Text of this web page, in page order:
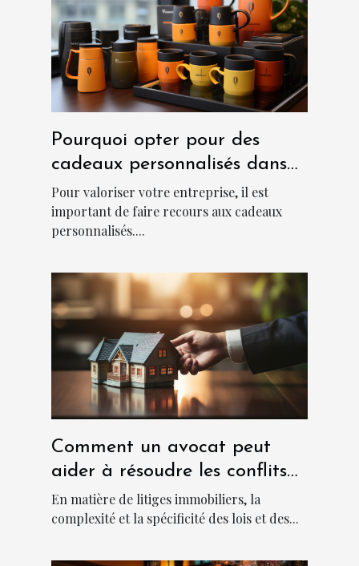
Pourquoi opter pour des
cadeaux personnalisés dans
une entreprise ?
Pour valoriser votre entreprise, il est
important de faire recours aux cadeaux
personnalisés....
Comment un avocat peut
aider à résoudre les conflits
immobiliers
En matière de litiges immobiliers, la
complexité et la spécificité des lois et des...